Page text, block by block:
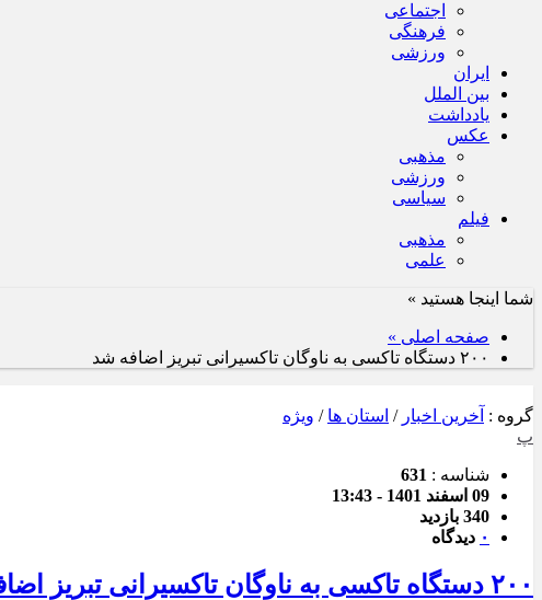
اجتماعی
فرهنگی
ورزشی
ایران
بین الملل
یادداشت
عکس
مذهبی
ورزشی
سیاسی
فیلم
مذهبی
علمی
شما اینجا هستید »
صفحه اصلی »
۲۰۰ دستگاه تاکسی به ناوگان تاکسیرانی تبریز اضافه شد
گروه : آخرین اخبار / استان ها / ویژه
پ
شناسه : 631
09 اسفند 1401 - 13:43
340 بازدید
۰ دیدگاه
۲۰۰ دستگاه تاکسی به ناوگان تاکسیرانی تبریز اضافه شد